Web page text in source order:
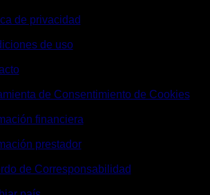
de privacidad
de uso
de Consentimiento de Cookies
financiera
prestador
de Corresponsabilidad